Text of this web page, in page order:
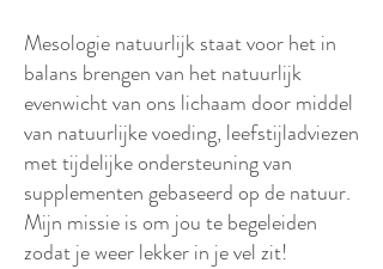
Mesologie natuurlijk staat voor het in
balans brengen van het natuurlijk
evenwicht van ons lichaam door middel
van natuurlijke voeding, leefstijladviezen
met tijdelijke ondersteuning van
supplementen gebaseerd op de natuur.
Mijn missie is om jou te begeleiden
zodat je weer lekker in je vel zit!